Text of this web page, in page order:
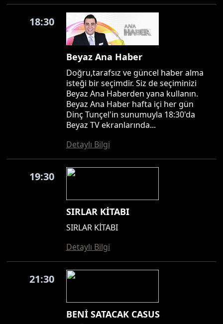
18:30
Beyaz Ana Haber
Doğru,tarafsız ve güncel haber alma
isteği bir seçimdir. Siz de seçiminizi
Beyaz Ana Haberden yana kullanın.
Beyaz Ana Haber hafta içi her gün
Dinç Tunçel'in sunumuyla 18:30'da
Beyaz TV ekranlarında...
Detaylı Bilgi
19:30
SIRLAR KİTABI
SIRLAR KİTABI
Detaylı Bilgi
21:30
BENİ SATACAK CASUS